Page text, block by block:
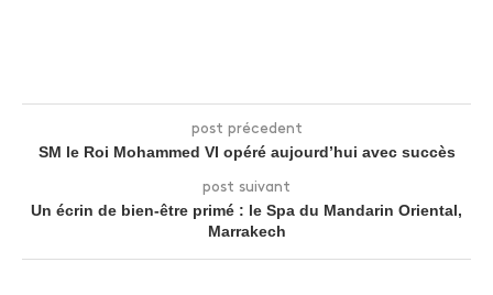
post précedent
SM le Roi Mohammed VI opéré aujourd’hui avec succès
post suivant
Un écrin de bien-être primé : le Spa du Mandarin Oriental,
Marrakech